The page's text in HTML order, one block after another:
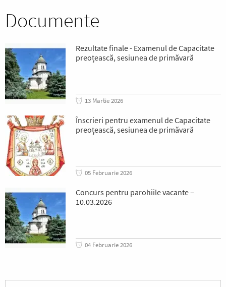
Documente
Rezultate finale - Examenul de Capacitate
preoțească, sesiunea de primăvară
13 Martie 2026
Înscrieri pentru examenul de Capacitate
preoțească, sesiunea de primăvară
05 Februarie 2026
Concurs pentru parohiile vacante –
10.03.2026
04 Februarie 2026